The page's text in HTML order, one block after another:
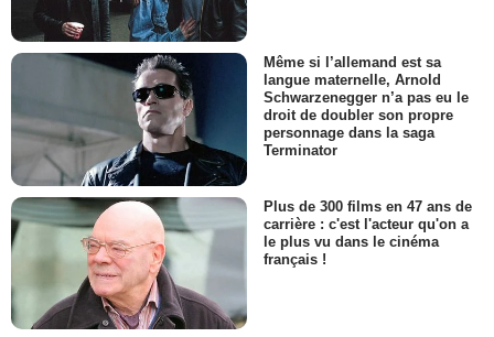
Même si l’allemand est sa
langue maternelle, Arnold
Schwarzenegger n’a pas eu le
droit de doubler son propre
personnage dans la saga
Terminator
Plus de 300 films en 47 ans de
carrière : c'est l'acteur qu'on a
le plus vu dans le cinéma
français !